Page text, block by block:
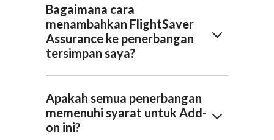
Bagaimana cara
menambahkan FlightSaver
Assurance ke penerbangan
tersimpan saya?
Apakah semua penerbangan
memenuhi syarat untuk Add-
on ini?